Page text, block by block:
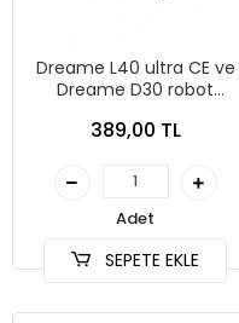
Dreame L40 ultra CE ve
Dreame D30 robot
yan fırça
389,00 TL
Adet
SEPETE EKLE